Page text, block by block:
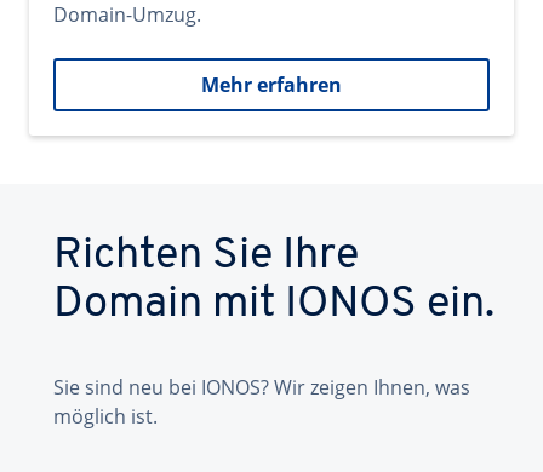
Domain-Umzug.
Mehr erfahren
Richten Sie Ihre
Domain mit IONOS ein.
Sie sind neu bei IONOS? Wir zeigen Ihnen, was
möglich ist.